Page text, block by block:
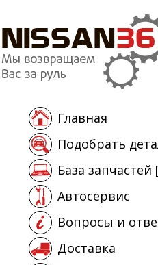
Главная
Подобрать
База запчастей
Автосервис
Вопросы и
Доставка